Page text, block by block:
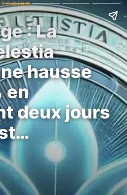
: La
hausse
en
deux jours